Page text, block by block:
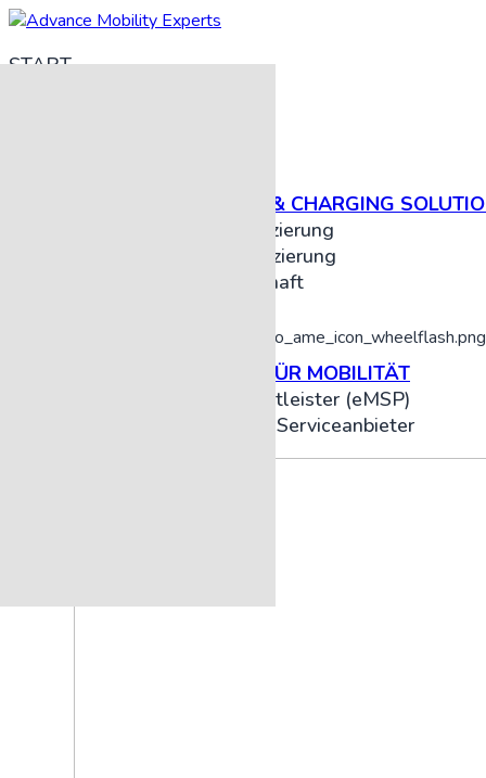
START
BUSINESS MOBILITY & CHARGING
Fuhrpark-Elektrifizierung
Standort-Elektrifizierung
Immobilienwirtschaft
SERVICE PROVIDER FÜR MOBILITÄT
E-Mobilitätsdienstleister (eMSP)
Maut & On-Road Serviceanbieter